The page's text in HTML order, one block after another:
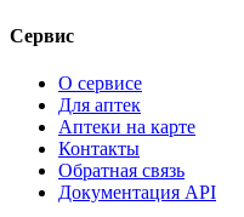
Сервис
О сервисе
Для аптек
Аптеки на карте
Контакты
Обратная связь
Документация API